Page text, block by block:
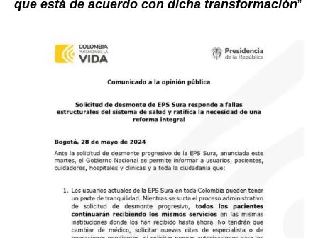
que está de acuerdo con dicha transformación”